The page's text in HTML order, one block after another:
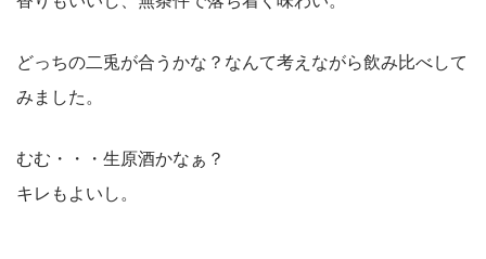
どっちの二兎が合うかな？なんて考えながら飲み比べして
みました。
むむ・・・生原酒かなぁ？
キレもよいし。